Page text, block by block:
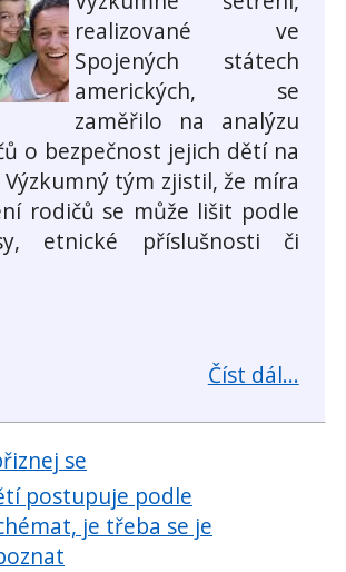
realizované ve
Spojených státech
amerických, se
zaměřilo na analýzu
o bezpečnost jejich dětí na
tým zjistil, že míra
rodičů se může lišit podle
etnické příslušnosti či
Číst dál...
se
postupuje podle
je třeba se je